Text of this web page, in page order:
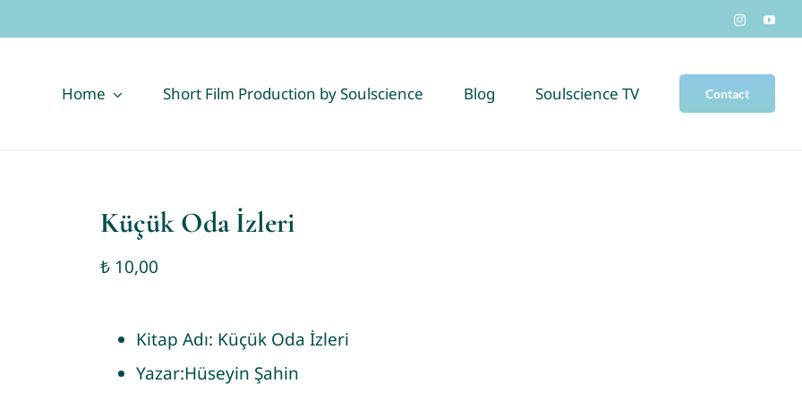
Home Short Film Production by Soulscience Blog Soulscience TV Contact
Küçük Oda İzleri
₺ 10,00
Kitap Adı: Küçük Oda İzleri
Yazar:Hüseyin Şahin